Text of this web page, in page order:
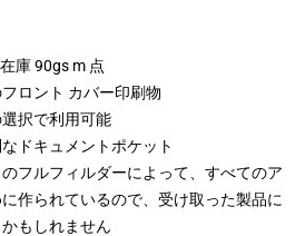
庫 90gs m 点
ロント カバー印刷物
択で利用可能
ドキュメントポケット
フルフィルダーによって、すべてのア
作られているので、受け取った製品に
もしれません